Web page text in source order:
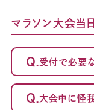
マラソン大会当
Q.受付で必要
Q.大会中に怪